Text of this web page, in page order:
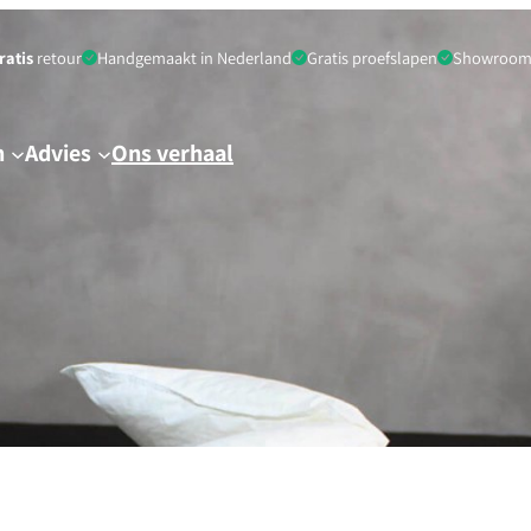
retour Handgemaakt in Nederland Gratis proefslapen
160 x
220
Advies Ons verhaal